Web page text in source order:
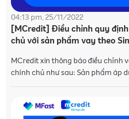
04:13 pm, 25/11/2022
[MCredit] Điều chỉnh quy
chủ với sản phẩm vay theo
MCredit xin thông báo điều chỉnh
chính chủ như sau: Sản phẩm áp dụng: CS RL SCO TS